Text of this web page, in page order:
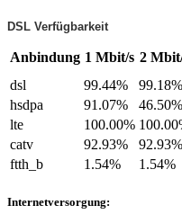
DSL Verfügbarkeit
Anbindung 1 Mbit/s 2
dsl
99.44% 99.18%
hsdpa
91.07% 46.50%
lte
100.00%
catv
92.93% 92.93%
ftth_b
1.54% 1.54%
Internetversorgung: